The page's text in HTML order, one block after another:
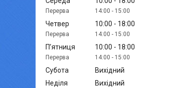
14:00 15:00
Четвер 10:00 18:00
14:00 15:00
Пʼятниця 10:00 18:00
14:00 15:00
Субота
Вихідний
Неділя
Вихідний